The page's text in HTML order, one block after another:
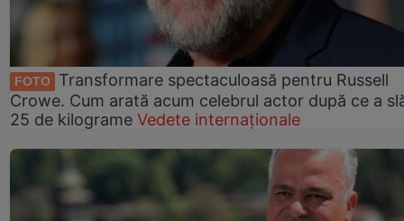
FOTO
Transformare spectaculoasă pentru Russell
Crowe. Cum arată acum celebrul actor după ce a
25 de kilograme Vedete internaționale